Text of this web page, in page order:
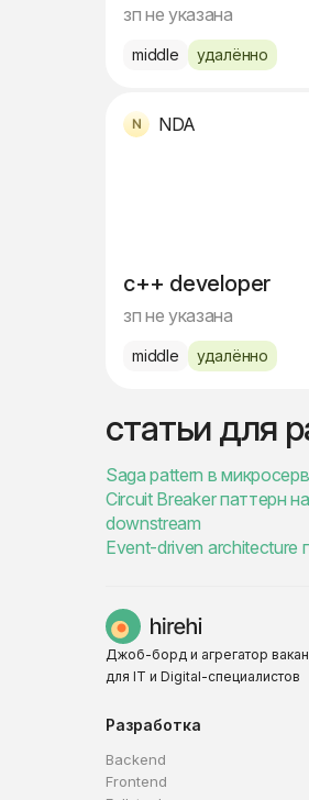
зп не указана
middle удалённо
NDA
c++ developer
зп не указана
middle удалённо
статьи для
Saga pattern в
Circuit Breaker паттерн
downstream
Event-driven architecture
Джоб-борд и агрегатор
для IT и Digital-специалистов
Разработка
Backend
Frontend